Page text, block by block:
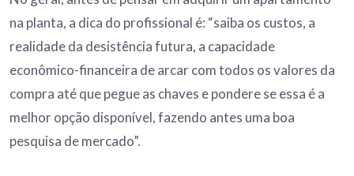
na planta, a dica do profissional é: “saiba os custos, a
realidade da desistência futura, a capacidade
econômico-financeira de arcar com todos os valores da
compra até que pegue as chaves e pondere se essa é a
melhor opção disponível, fazendo antes uma boa
pesquisa de mercado”.